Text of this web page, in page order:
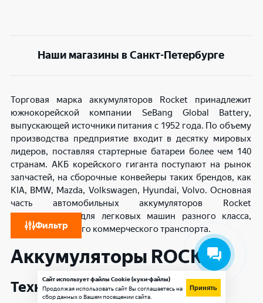
Фильтр
Наши магазины в Санкт-Петербурге
Торговая марка аккумуляторов Rocket принадлежит
южнокорейской компании SeBang Global Battery,
выпускающей источники питания с 1952 года. По объему
производства предприятие входит в десятку мировых
лидеров, поставляя стартерные батареи более чем 140
странам. АКБ корейского гиганта поступают на рынок
запчастей, на сборочные конвейеры таких брендов, как
KIA, BMW, Mazda, Volkswagen, Hyundai, Volvo. Основная
часть автомобильных аккумуляторов Rocket
предназначена для легковых машин разного класса,
среднетоннажного коммерческого транспорта.
Аккумуляторы ROCKET
Технологии АКБ Rocket
Сайт использует файлы Cookie (куки-файлы)
Продолжая использовать сайт Вы соглашаетесь на
сбор данных о Вашем посещении сайта.
Принять